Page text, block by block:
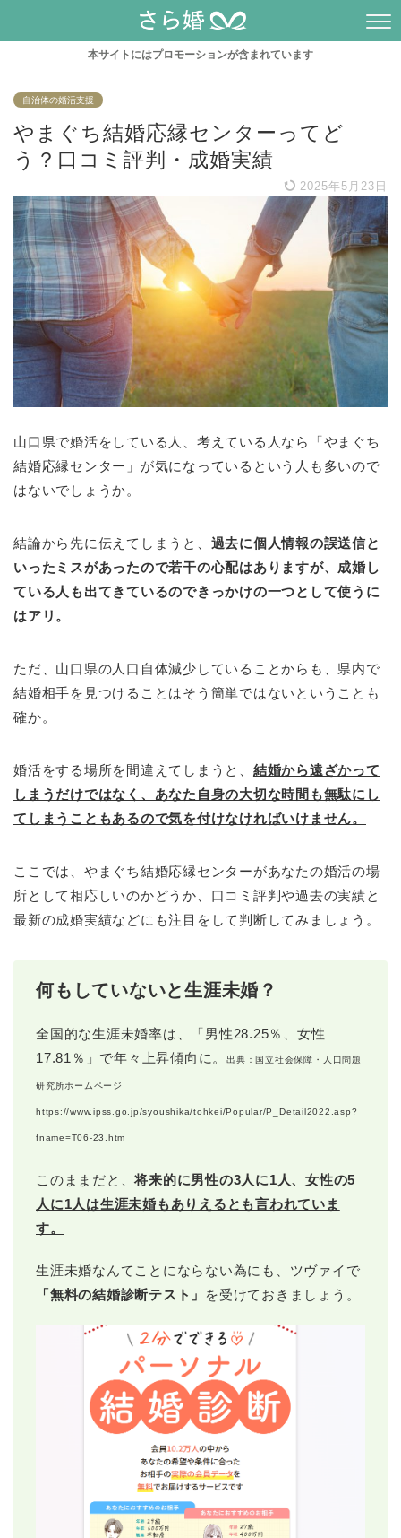
本サイトにはプロモーションが含まれています
自治体の婚活支援
やまぐち結婚応縁センターってど
う？口コミ評判・成婚実績
2025年5月23日
山口県で婚活をしている人、考えている人なら「やまぐち
結婚応縁センター」が気になっているという人も多いので
はないでしょうか。
結論から先に伝えてしまうと、 過去に個人情報の誤送信と
いったミスがあったので若干の心配はありますが、成婚し
ている人も出てきているのできっかけの一つとして使うに
はアリ。
ただ、山口県の人口自体減少していることからも、県内で
結婚相手を見つけることはそう簡単ではないということも
確か。
婚活をする場所を間違えてしまうと、 結婚から遠ざかって
しまうだけではなく、あなた自身の大切な時間も無駄にし
てしまうこともあるので気を付けなければいけません。
ここでは、やまぐち結婚応縁センターがあなたの婚活の場
所として相応しいのかどうか、口コミ評判や過去の実績と
最新の成婚実績などにも注目をして判断してみましょう。
何もしていないと生涯未婚？
全国的な生涯未婚率は、「男性28.25％、女性
17.81％」で年々上昇傾向に。出典：国立社会保障・人口問題
研究所ホームページ
https://www.ipss.go.jp/syoushika/tohkei/Popular/P_Detail2022.asp?
fname=T06-23.htm
このままだと、将来的に男性の3人に1人、女性の5
人に1人は生涯未婚もありえるとも言われていま
す。
生涯未婚なんてことにならない為にも、ツヴァイで
「無料の結婚診断テスト」
を受けておきましょう。